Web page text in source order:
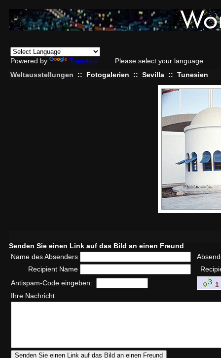
Powered by Translate
Please select your language
Weltausstellungen
:: Fotogalerien :: Sevilla :: Tunesien
Senden Sie einen Link auf das Bild an einen Freund
Name des Absenders
Recipient Name
Antispam-Code eingeben:
Ihre Nachricht